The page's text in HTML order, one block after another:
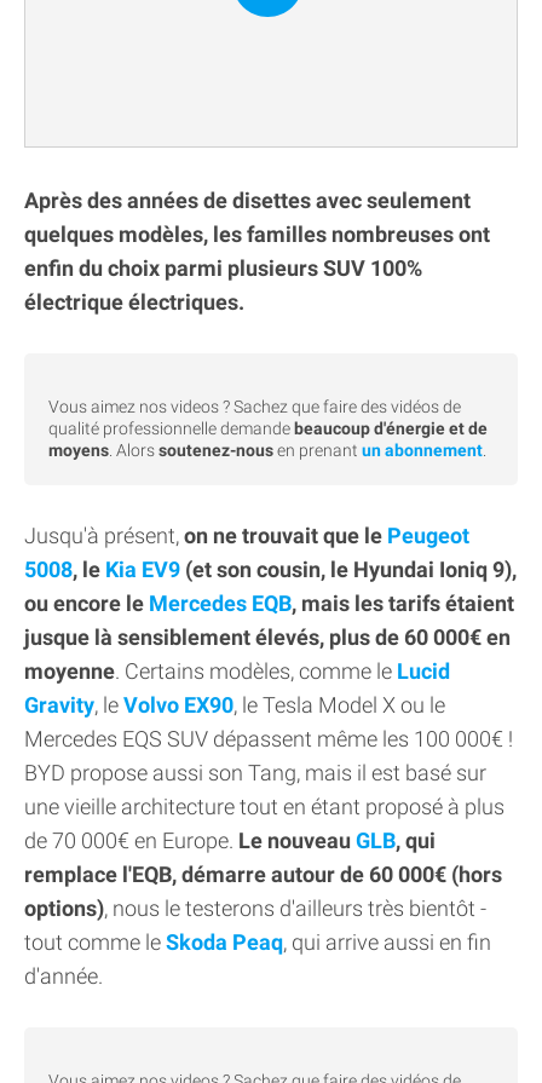
Après des années de disettes avec seulement
quelques modèles, les familles nombreuses ont
enfin du choix parmi plusieurs SUV 100%
électrique électriques.
Vous aimez nos videos ? Sachez que faire des vidéos de
qualité professionnelle demande beaucoup d'énergie et de
moyens . Alorssoutenez-nousen prenant un abonnement
Jusqu'à présent,on ne trouvait que le Peugeot
5008, le Kia EV9 (et son cousin, le Hyundai Ioniq 9),
ou encore le Mercedes EQB, mais les tarifs étaient
jusque là sensiblement élevés, plus de 60 000€ en
moyenne. Certains modèles, comme le Lucid
Gravity, leVolvo EX90, le Tesla Model X ou le
Mercedes EQS SUV dépassent même les 100 000€ !
BYD propose aussi son Tang, mais il est basé sur
une vieille architecture tout en étant proposé à plus
de 70 000€ en Europe. Le nouveau GLB, qui
remplace l'EQB, démarre autour de 60 000€ (hors
options), nous le testerons d'ailleurs très bientôt -
tout comme leSkoda Peaq, qui arrive aussi en fin
d'année.